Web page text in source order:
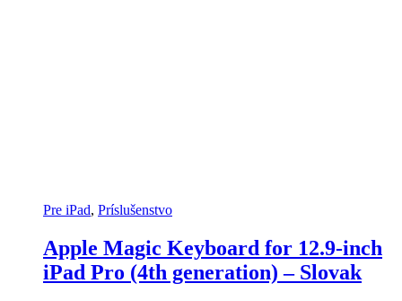
Pre iPad, Príslušenstvo
Apple Magic Keyboard for 12.9-inch
iPad Pro (4th generation) – Slovak